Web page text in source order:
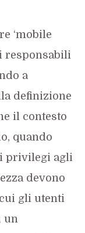
‘mobile
responsabili
a
definizione
il contesto
quando
privilegi agli
devono
gli utenti
un